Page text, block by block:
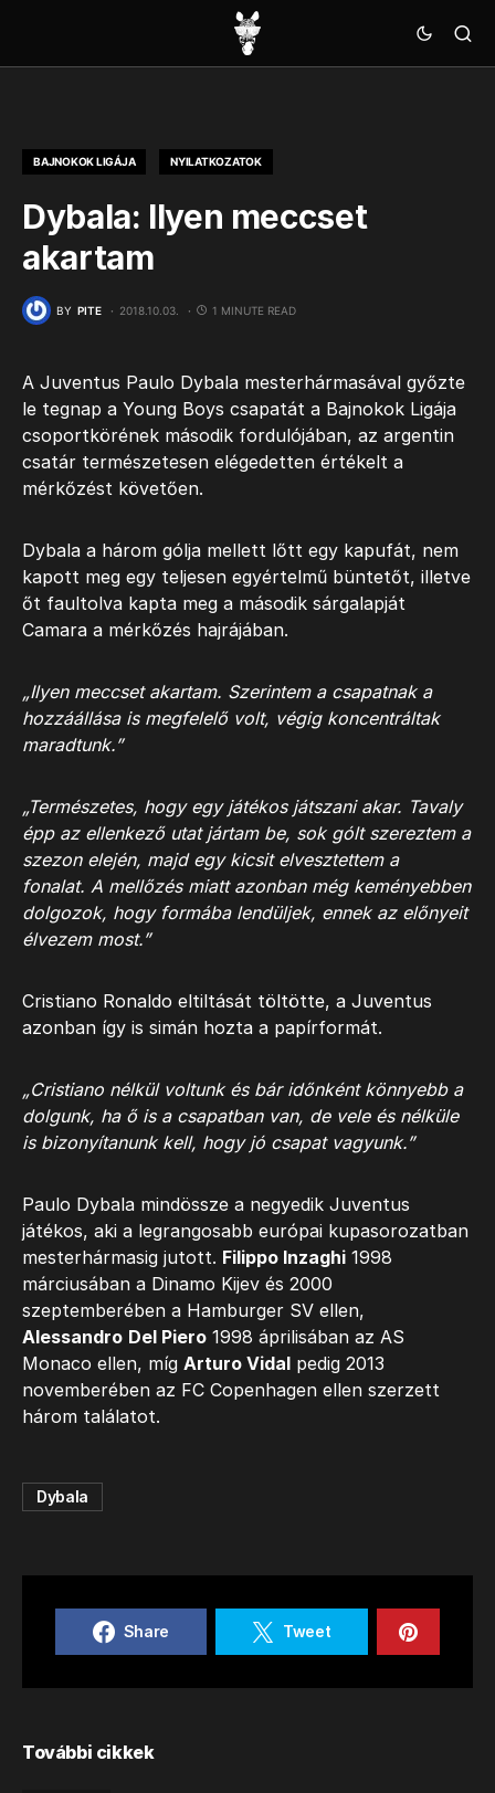
BAJNOKOK LIGÁJA NYILATKOZATOK
Dybala: Ilyen meccset
akartam
BY PITE 2018.10.03. 1 MINUTE READ
A Juventus Paulo Dybala mesterhármasával győzte
le tegnap a Young Boys csapatát a Bajnokok Ligája
csoportkörének második fordulójában, az argentin
csatár természetesen elégedetten értékelt a
mérkőzést követően.
Dybala a három gólja mellett lőtt egy kapufát, nem
kapott meg egy teljesen egyértelmű büntetőt, illetve
őt faultolva kapta meg a második sárgalapját
Camara a mérkőzés hajrájában.
„Ilyen meccset akartam. Szerintem a csapatnak a
hozzáállása is megfelelő volt, végig koncentráltak
maradtunk.”
„Természetes, hogy egy játékos játszani akar. Tavaly
épp az ellenkező utat jártam be, sok gólt szereztem a
szezon elején, majd egy kicsit elvesztettem a
fonalat. A mellőzés miatt azonban még keményebben
dolgozok, hogy formába lendüljek, ennek az előnyeit
élvezem most.”
Cristiano Ronaldo eltiltását töltötte, a Juventus
azonban így is simán hozta a papírformát.
„Cristiano nélkül voltunk és bár időnként könnyebb a
dolgunk, ha ő is a csapatban van, de vele és nélküle
is bizonyítanunk kell, hogy jó csapat vagyunk.”
Paulo Dybala mindössze a negyedik Juventus
játékos, aki a legrangosabb európai kupasorozatban
mesterhármasig jutott. Filippo Inzaghi 1998
márciusában a Dinamo Kijev és 2000
szeptemberében a Hamburger SV ellen,
Alessandro Del Piero 1998 áprilisában az AS
Monaco ellen, míg Arturo Vidal pedig 2013
novemberében az FC Copenhagen ellen szerzett
három találatot.
Dybala
Share Tweet
További cikkek